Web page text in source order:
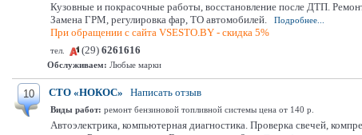
Кузовные и покрасочные работы, восстановление после ДТП.
Замена ГРМ, регулировка фар, ТО автомобилей.
Подробнее...
При обращении с сайта VSESTO.BY - скидка 5%
тел. (29) 6261616
Обслуживаем: Любые марки
10 СТО «НОКОС» Написать отзыв
Виды работ: ремонт бензиновой топливной системы цена от 140 р.
Автоэлектрика, компьютерная диагностика. Проверка свечей,